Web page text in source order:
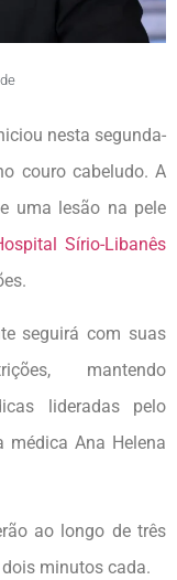
nesta segunda-
couro cabeludo. A
uma lesão na pele
Sírio-Libanês
seguirá com suas
mantendo
lideradas pelo
médica Ana Helena
ao longo de três
minutos cada.